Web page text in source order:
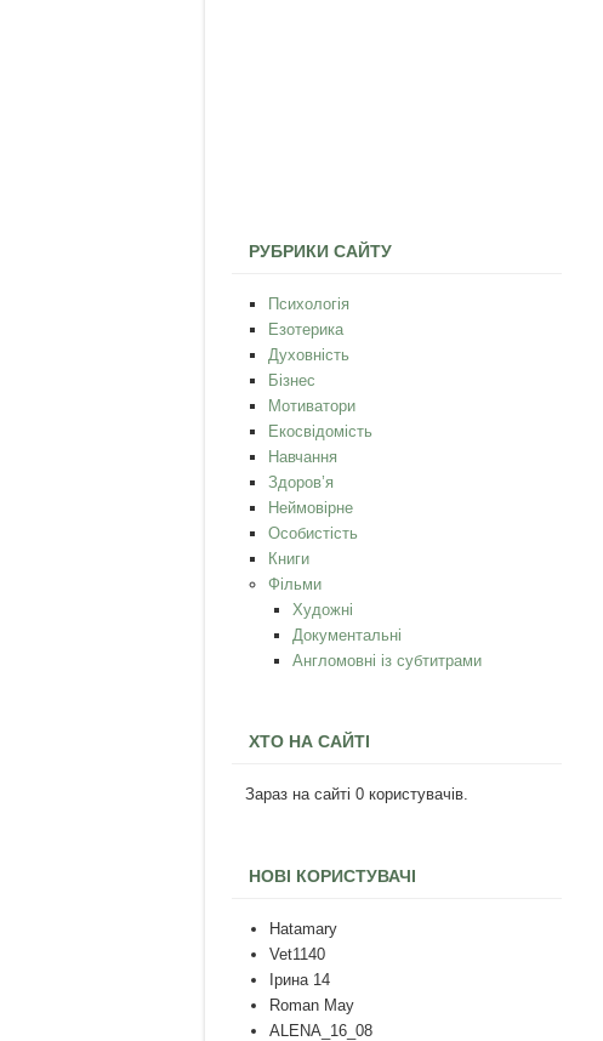
РУБРИКИ САЙТУ
Психологія
Езотерика
Духовність
Бізнес
Мотиватори
Екосвідомість
Навчання
Здоров’я
Неймовірне
Особистість
Книги
Фільми
Художні
Документальні
Англомовні із субтитрами
ХТО НА САЙТІ
Зараз на сайті 0 користувачів.
НОВІ КОРИСТУВАЧІ
Hatamary
Vet1140
Ірина 14
Roman May
ALENA_16_08